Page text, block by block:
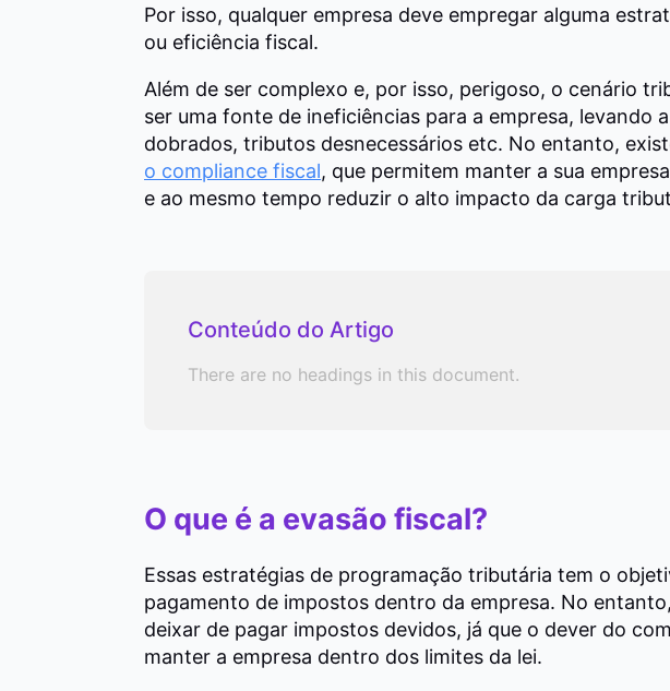
Por isso, qualquer empresa deve empregar alguma
ou eficiência fiscal.
Além de ser complexo e, por isso, perigoso, o cenário
ser uma fonte de ineficiências para a empresa, levando
dobrados, tributos desnecessários etc. No entanto,
o compliance fiscal, que permitem manter a sua
e ao mesmo tempo reduzir o alto impacto da carga
Conteúdo do Artigo
There are no headings in this document.
O que é a evasão fiscal?
Essas estratégias de programação tributária tem o
pagamento de impostos dentro da empresa. No
deixar de pagar impostos devidos, já que o dever do
manter a empresa dentro dos limites da lei.